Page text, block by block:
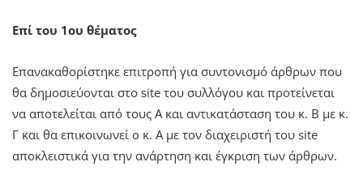
Επί του 1ου θέματος
Επανακαθορίστηκε επιτροπή για συντονισμό άρθρων που
θα δημοσιεύονται στο site του συλλόγου και προτείνεται
να αποτελείται από τους Α και αντικατάσταση του κ. Β με κ.
Γ και θα επικοινωνεί ο κ. Α με τον διαχειριστή του site
αποκλειστικά για την ανάρτηση και έγκριση των άρθρων.